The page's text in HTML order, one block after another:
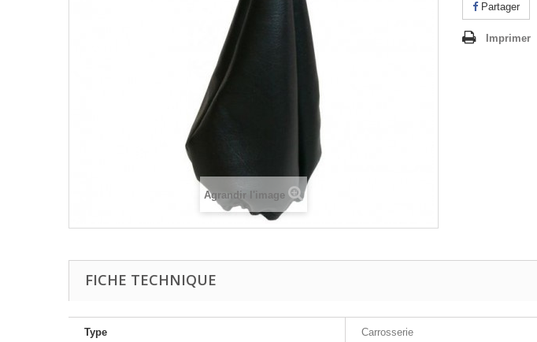
Agrandir l'image
Partager
Imprimer
FICHE TECHNIQUE
Type Carrosserie